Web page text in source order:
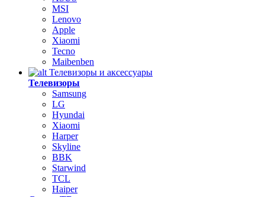
MSI
Lenovo
Apple
Xiaomi
Tecno
Maibenben
Телевизоры и аксессуары
Телевизоры
Samsung
LG
Hyundai
Xiaomi
Harper
Skyline
BBK
Starwind
TCL
Haiper